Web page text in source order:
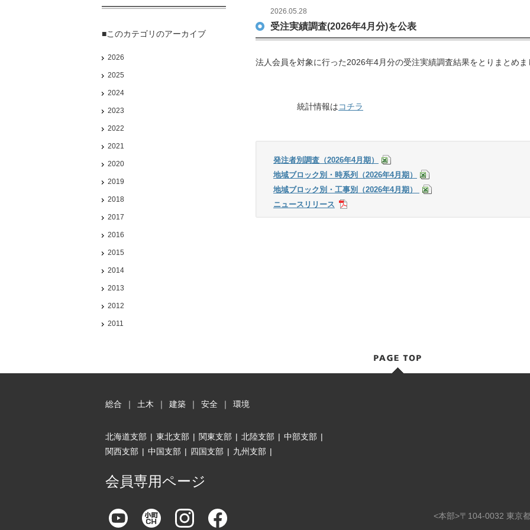
2026.05.28
受注実績調査(2026年4月分)を公表
法人会員を対象に行った2026年4月分の受注実績調査結果をとりまとめま
統計情報はコチラ
発注者別調査（2026年4月期）
地域ブロック別・時系列（2026年4月期）
地域ブロック別・工事別（2026年4月期）
ニュースリリース
■このカテゴリのアーカイブ
2026
2025
2024
2023
2022
2021
2020
2019
2018
2017
2016
2015
2014
2013
2012
2011
総合 ｜ 土木 ｜ 建築 ｜ 安全 ｜ 環境
北海道支部 | 東北支部 | 関東支部 | 北陸支部 | 中部支部 |
関西支部 | 中国支部 | 四国支部 | 九州支部 |
会員専用ページ
<本部>〒104-0032 東京